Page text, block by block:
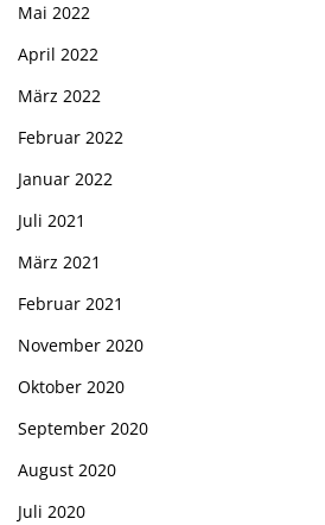
Mai 2022
April 2022
März 2022
Februar 2022
Januar 2022
Juli 2021
März 2021
Februar 2021
November 2020
Oktober 2020
September 2020
August 2020
Juli 2020